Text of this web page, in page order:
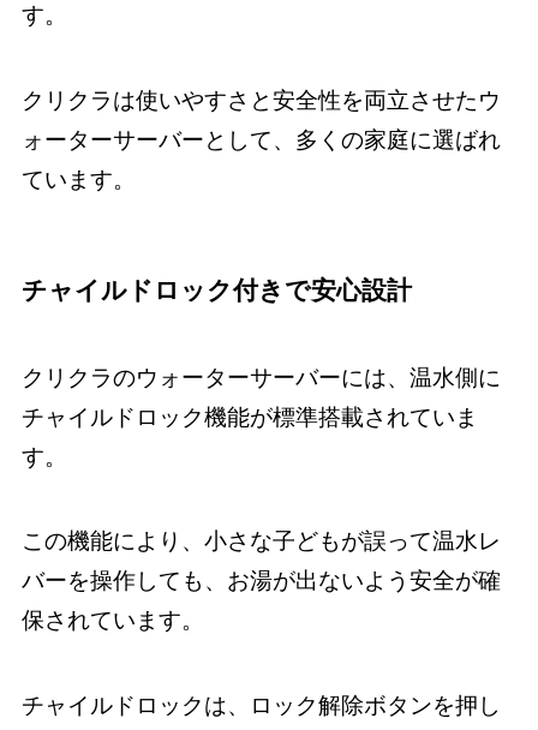
す。
クリクラは使いやすさと安全性を両立させたウ
ォーターサーバーとして、多くの家庭に選ばれ
ています。
チャイルドロック付きで安心設計
クリクラのウォーターサーバーには、温水側に
チャイルドロック機能が標準搭載されていま
す。
この機能により、小さな子どもが誤って温水レ
バーを操作しても、お湯が出ないよう安全が確
保されています。
チャイルドロックは、ロック解除ボタンを押し